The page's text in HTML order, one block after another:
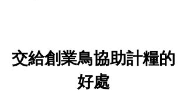
交給創業鳥協助計糧的
好處